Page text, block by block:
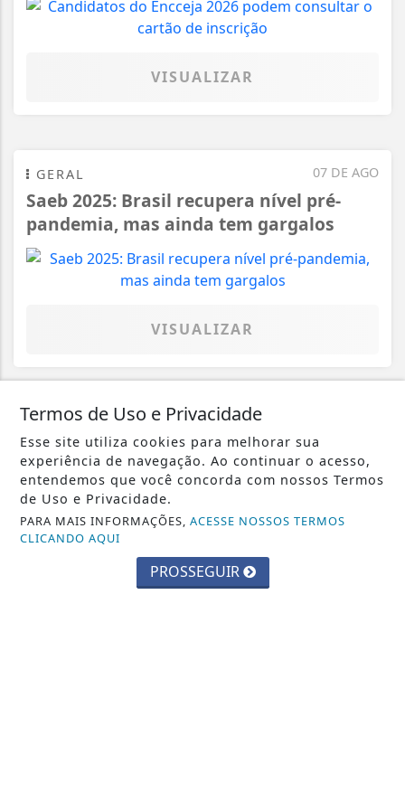
VISUALIZAR
07 DE AGO
GERAL
Saeb 2025: Brasil recupera nível pré-
pandemia, mas ainda tem gargalos
VISUALIZAR
GERAL
Cirurgias plásticas de mama no SUS
crescem mais de 50% em dez anos
VISUALIZAR
Termos de Uso e Privacidade
Esse site utiliza cookies para melhorar sua
experiência de navegação. Ao continuar o acesso,
entendemos que você concorda com nossos Termos
de Uso e Privacidade.
PARA MAIS INFORMAÇÕES,ACESSE NOSSOS TERMOS
CLICANDO AQUI
PROSSEGUIR